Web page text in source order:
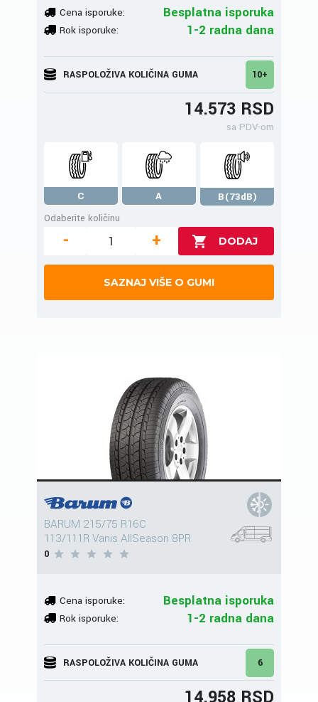
Cena isporuke: Besplatna isporuka
Rok isporuke: 1-2 radna dana
RASPOLOŽIVA KOLIČINA GUMA 10+
14.573 RSD
sa PDV-om
C A
B(73dB)
Odaberite količinu
- +
SAZNAJ VIŠE O GUMI
BARUM 215/75 R16C
113/111R Vanis AllSeason 8PR
0
Cena isporuke: Besplatna isporuka
Rok isporuke: 1-2 radna dana
RASPOLOŽIVA KOLIČINA GUMA 6